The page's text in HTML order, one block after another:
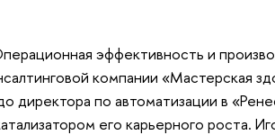
эффективность и
компании «Мастерская
директора по автоматизации в
его карьерного роста.